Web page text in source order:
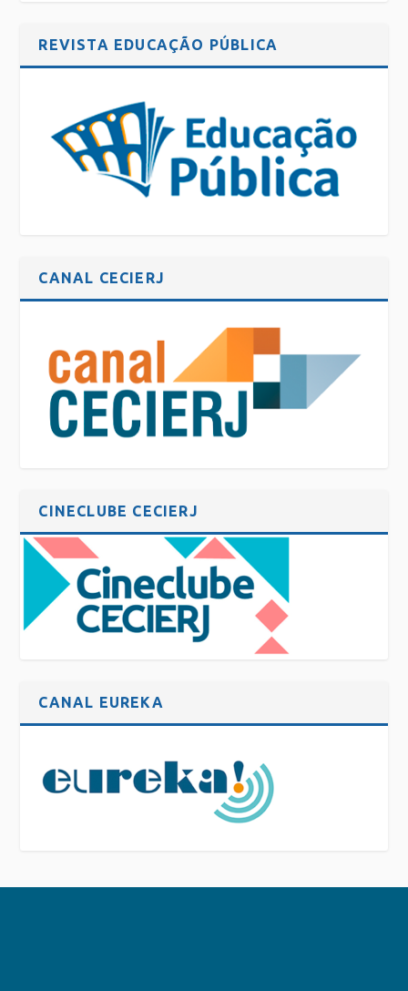
REVISTA EDUCAÇÃO PÚBLICA
CANAL CECIERJ
CINECLUBE CECIERJ
CANAL EUREKA